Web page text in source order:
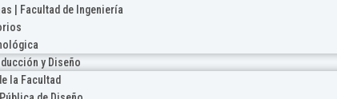
| Facultad de Ingeniería
y Diseño
la Facultad